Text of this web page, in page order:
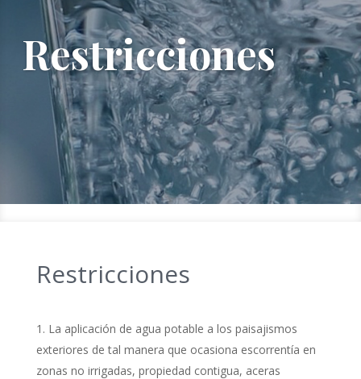
Restricciones
Restricciones
La aplicación de agua potable a los paisajismos
exteriores de tal manera que ocasiona escorrentía en
zonas no irrigadas, propiedad contigua, aceras